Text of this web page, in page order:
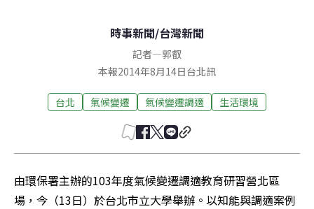
時事新聞/台灣新聞
記者—郭叡
本報2014年8月14日台北訊
台北 氣候變遷 氣候變遷調適 生活環境
由環保署主辦的103年度氣候變遷調適教育研習營北區
場，今（13日）於台北市立大學舉辦。以知能與調適案例